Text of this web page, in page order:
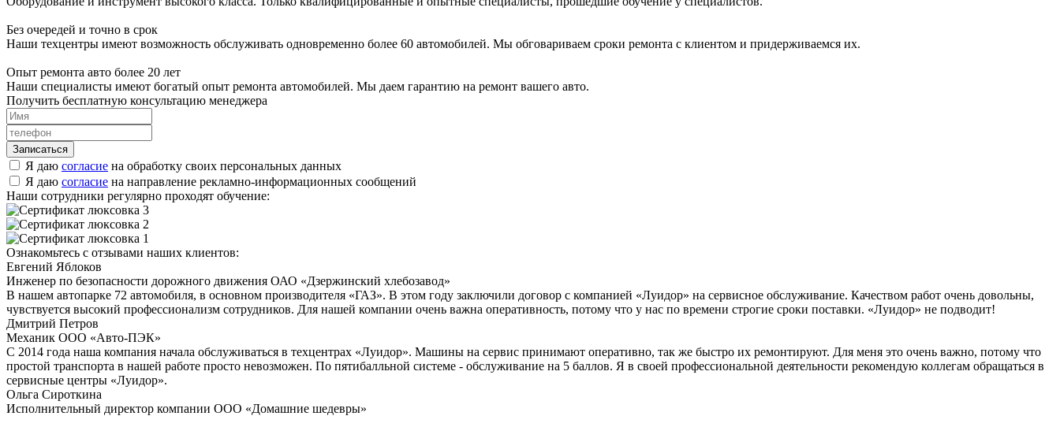
Без очередей и точно в срок
Наши техцентры имеют возможность обслуживать одновременно более 60 автомобилей. Мы обговариваем сроки ремонта с клиентом и придерживаемся их.
Опыт ремонта авто более 20 лет
Наши специалисты имеют богатый опыт ремонта автомобилей. Мы даем гарантию на ремонт вашего авто.
Получить бесплатную консультацию менеджера
Я даю согласие на обработку своих персональных данных
Я даю согласие на направление рекламно-информационных сообщений
Наши сотрудники регулярно проходят обучение:
Ознакомьтесь с отзывами наших клиентов:
Евгений Яблоков
Инженер по безопасности дорожного движения ОАО «Дзержинский хлебозавод»
В нашем автопарке 72 автомобиля, в основном производителя «ГАЗ». В этом году заключили договор с компанией «Луидор» на сервисное обслуживание. Качеством работ очень довольны,
чувствуется высокий профессионализм сотрудников. Для нашей компании очень важна оперативность, потому что у нас по времени строгие сроки поставки. «Луидор» не подводит!
Дмитрий Петров
Механик ООО «Авто-ПЭК»
С 2014 года наша компания начала обслуживаться в техцентрах «Луидор». Машины на сервис принимают оперативно, так же быстро их ремонтируют. Для меня это очень важно, потому что
простой транспорта в нашей работе просто невозможен. По пятибалльной системе - обслуживание на 5 баллов. Я в своей профессиональной деятельности рекомендую коллегам обращаться в
сервисные центры «Луидор».
Ольга Сироткина
Исполнительный директор компании ООО «Домашние шедевры»